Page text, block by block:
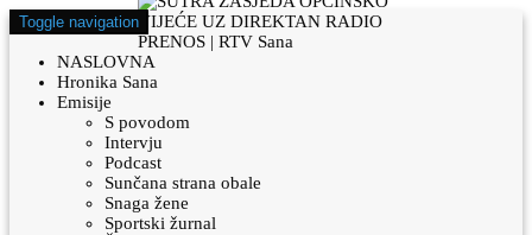
Toggle navigation
NASLOVNA
Hronika Sana
Emisije
S povodom
Intervju
Podcast
Sunčana strana obale
Snaga žene
Sportski žurnal